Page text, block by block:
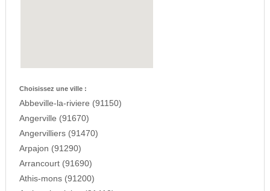
Choisissez une ville :
Abbeville-la-riviere (91150)
Angerville (91670)
Angervilliers (91470)
Arpajon (91290)
Arrancourt (91690)
Athis-mons (91200)